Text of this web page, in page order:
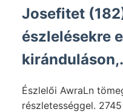
Josefitet
észlelésekre
kiránduláson,.
Észlelői AwraLn
részletességgel.